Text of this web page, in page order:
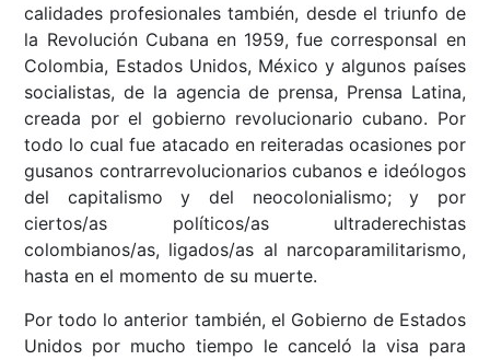
calidades profesionales también, desde el triunfo de
la Revolución Cubana en 1959, fue corresponsal en
Colombia, Estados Unidos, México y algunos países
socialistas, de la agencia de prensa, Prensa Latina,
creada por el gobierno revolucionario cubano. Por
todo lo cual fue atacado en reiteradas ocasiones por
gusanos contrarrevolucionarios cubanos e ideólogos
del capitalismo y del neocolonialismo; y por
ciertos/as políticos/as ultraderechistas
colombianos/as, ligados/as al narcoparamilitarismo,
hasta en el momento de su muerte.
Por todo lo anterior también, el Gobierno de Estados
Unidos por mucho tiempo le canceló la visa para